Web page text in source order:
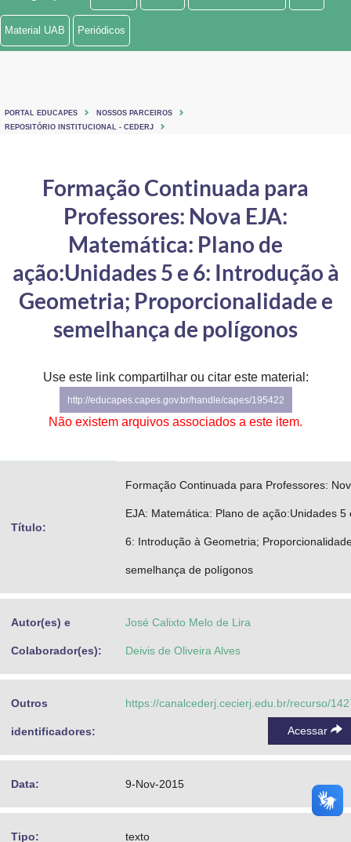
Ministério de Minas e Energia
Ministério do Turismo
Controladoria-Geral da União
Secretaria-Geral
Secretaria de Governo
Gabinete de Segurança Institucional
Banco Central do Brasil
Material UAB Periódicos
PORTAL EDUCAPES
NOSSOS PARCEIROS
REPOSITÓRIO INSTITUCIONAL - CEDERJ
Formação Continuada para
Professores: Nova EJA:
Matemática: Plano de
ação:Unidades 5 e 6: Introdução à
Geometria; Proporcionalidade e
semelhança de polígonos
Use este link compartilhar ou citar este material:
http://educapes.capes.gov.br/handle/capes/195422
Não existem arquivos associados a este item.
Título:
Formação Continuada para Professores:
EJA: Matemática: Plano de ação:Unidades 5
6: Introdução à Geometria;
semelhança de polígonos
Autor(es) e
Colaborador(es):
José Calixto Melo de Lira
Deivis de Oliveira Alves
Outros
identificadores:
https://canalcederj.cecierj.edu.br/recurso/
Acessar
Data: 9-Nov-2015
Tipo: texto